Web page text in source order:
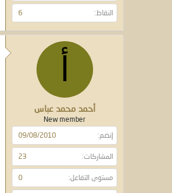
النقاط 6
أحمد محمد عباس
New member
إنضم
09/08/2010
المشاركات 23
مستوى التفاعل 0